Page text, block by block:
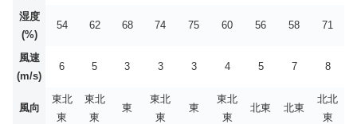
湿度
(%)
54 62 68 74 75 60 56 58 71
風速
(m/s)
6 5 3 3 3 4 5 7 8
風向
東北
東
東北
東
東
東北
東
東
東北
東
北東 北東
北北
東